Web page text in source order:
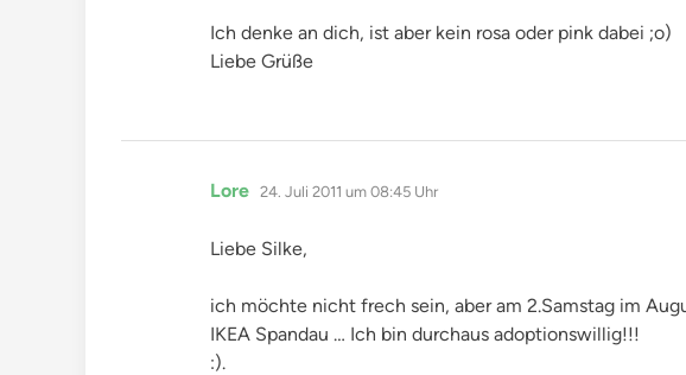
Ich denke an dich, ist aber kein rosa oder pink dabei ;o)
Liebe Grüße
Lore sagt:
24. Juli 2011 um 08:45 Uhr
Liebe Silke,
ich möchte nicht frech sein, aber am 2.Samstag im
IKEA Spandau … Ich bin durchaus adoptionswillig!!!
:).